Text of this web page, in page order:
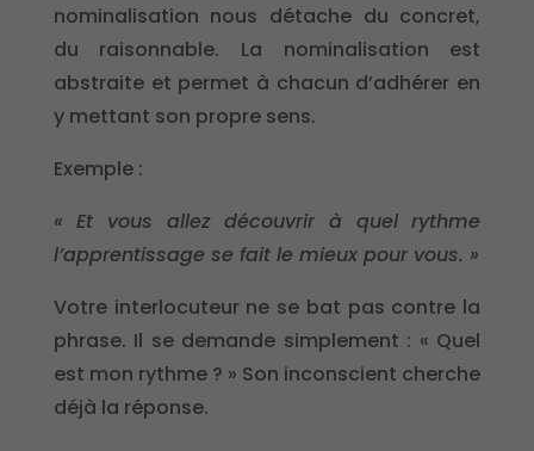
nominalisation nous détache du concret,
du raisonnable. La nominalisation est
abstraite et permet à chacun d’adhérer en
y mettant son propre sens.
Exemple :
« Et vous allez découvrir à quel rythme
l’apprentissage se fait le mieux pour vous. »
Votre interlocuteur ne se bat pas contre la
phrase. Il se demande simplement : « Quel
est mon rythme ? » Son inconscient cherche
déjà la réponse.